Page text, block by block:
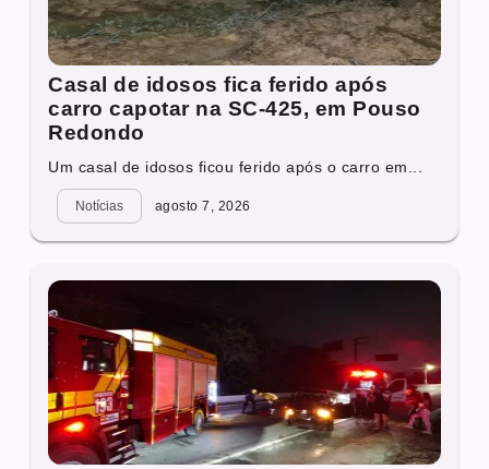
Casal de idosos fica ferido após
carro capotar na SC-425, em Pouso
Redondo
Um casal de idosos ficou ferido após o carro em...
Notícias agosto 7, 2026